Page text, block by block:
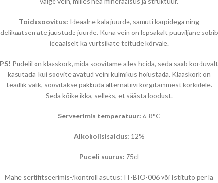
Toidusoovitus: Ideaalne kala juurde, samuti karpidega ning
delikaatsemate juustude juurde. Kuna vein on lopsakalt puuviljane sobib
ideaalselt ka vürtsikate toitude kõrvale.
PS! Pudelil on klaaskork, mida soovitame alles hoida, seda saab korduvalt
kasutada, kui soovite avatud veini külmikus hoiustada. Klaaskork on
teadlik valik, soovitakse pakkuda alternatiivi korgitammest korkidele.
Seda kõike ikka, selleks, et säästa loodust.
Serveerimis temperatuur: 6-8°C
Alkoholisisaldus: 12%
Pudeli suurus: 75cl
Mahe sertifitseerimis-/kontroll asutus: IT-BIO-006 või Istituto per la